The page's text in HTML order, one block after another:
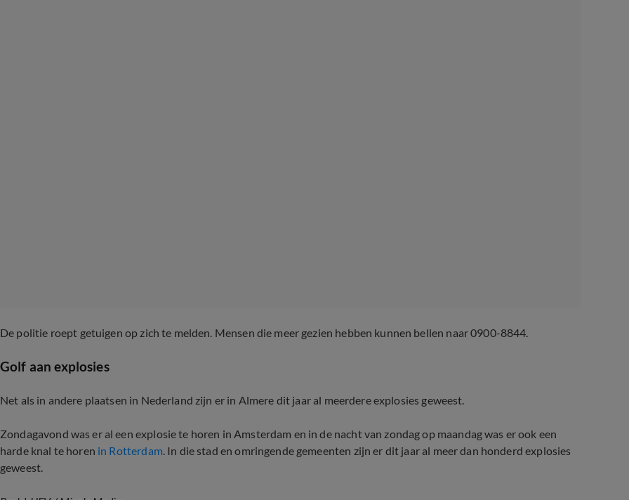
De politie roept getuigen op zich te melden. Mensen die meer gezien hebben kunnen bellen naar 0900-8844.
Golf aan explosies
Net als in andere plaatsen in Nederland zijn er in Almere dit jaar al meerdere explosies geweest.
Zondagavond was er al een explosie te horen in Amsterdam en in de nacht van zondag op maandag was er ook een
harde knal te horen in Rotterdam. In die stad en omringende gemeenten zijn er dit jaar al meer dan honderd explosies
geweest.